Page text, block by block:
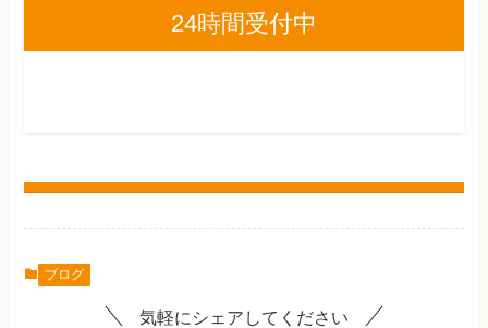
24時間受付中
ブログ
気軽にシェアしてください